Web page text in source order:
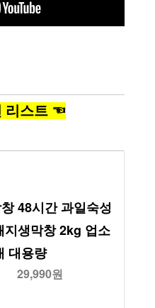
리스트 ☜
48시간 과일숙성
지생막창 2kg 업소
대용량
29,990원